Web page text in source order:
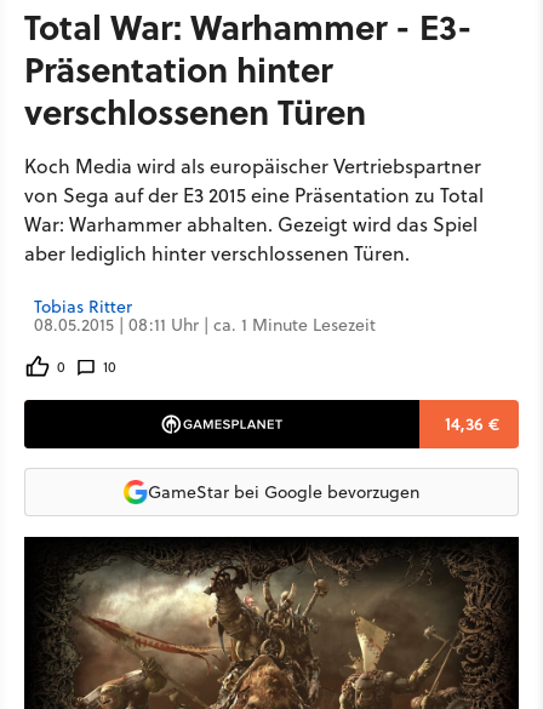
Total War: Warhammer - E3-
Präsentation hinter
verschlossenen Türen
Koch Media wird als europäischer Vertriebspartner
von Sega auf der E3 2015 eine Präsentation zu Total
War: Warhammer abhalten. Gezeigt wird das Spiel
aber lediglich hinter verschlossenen Türen.
Tobias Ritter
08.05.2015 | 08:11 Uhr | ca. 1 Minute Lesezeit
0 10
14,36 €
GameStar bei Google bevorzugen